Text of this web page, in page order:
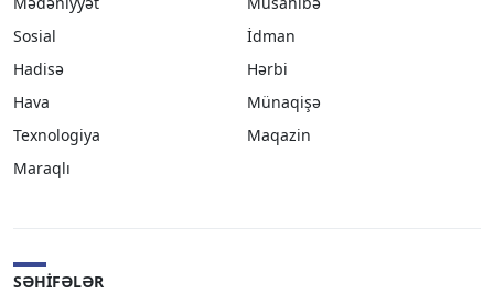
Sosial
İdman
Hadisə
Hərbi
Hava
Münaqişə
Texnologiya
Maqazin
Maraqlı
SƏHIFƏLƏR